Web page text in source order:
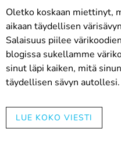
Oletko koskaan miettinyt,
aikaan täydellisen
Salaisuus piilee
blogissa sukellamme
sinut läpi kaiken, mitä
täydellisen sävyn autollesi.
Mikä on
tärkeä?
LUE KOKO VIESTI